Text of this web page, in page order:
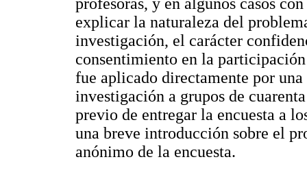
explicar la naturaleza del
investigación, el carácter
consentimiento en la
fue aplicado directamente por
investigación a grupos de
previo de entregar la encuesta a
una breve introducción sobre el
anónimo de la encuesta.